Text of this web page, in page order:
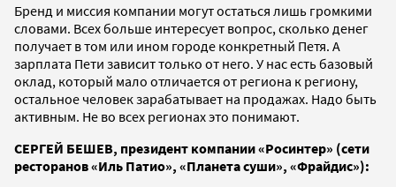
Бренд и миссия компании могут остаться лишь громкими
словами. Всех больше интересует вопрос, сколько денег
получает в том или ином городе конкретный Петя. А
зарплата Пети зависит только от него. У нас есть базовый
оклад, который мало отличается от региона к региону,
остальное человек зарабатывает на продажах. Надо быть
активным. Не во всех регионах это понимают.
СЕРГЕЙ БЕШЕВ, президент компании «Росинтер» (сети
ресторанов «Иль Патио», «Планета суши», «Фрайдис»):